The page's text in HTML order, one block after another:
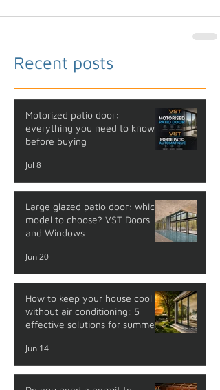
Recent posts
Motorized patio door:
everything you need to know
before buying
Jul 8
Large glazed patio door: which
model to choose? VST Doors
and Windows
Jun 20
How to keep your house cool
without air conditioning: 5
effective solutions for summer
Jun 14